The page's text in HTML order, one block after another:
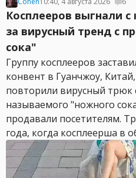
Косплееров выгнали с
за вирусный тренд с
сока"
Группу косплееров
конвент в Гуанчжоу,
повторили вирусный трюк
называемого "ножного
продавали посетителям.
года, когда косплеерша в